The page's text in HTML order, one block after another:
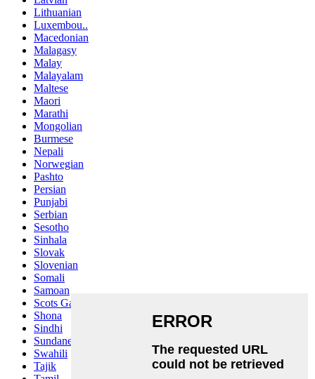
Lithuanian
Luxembou..
Macedonian
Malagasy
Malay
Malayalam
Maltese
Maori
Marathi
Mongolian
Burmese
Nepali
Norwegian
Pashto
Persian
Punjabi
Serbian
Sesotho
Sinhala
Slovak
Slovenian
Somali
Samoan
Scots Gaelic
Shona
Sindhi
Sundanese
Swahili
Tajik